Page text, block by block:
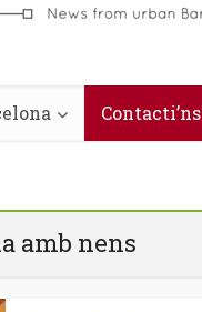
Contacti’ns
amb nens